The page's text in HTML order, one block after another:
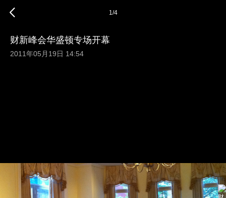
1/4
财新峰会华盛顿专场开幕
2011年05月19日 14:54